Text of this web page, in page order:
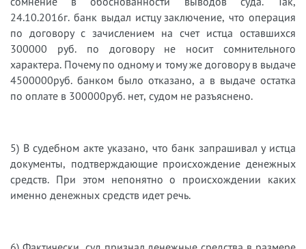
24.10.2016г. банк выдал истцу заключение, что операция
по договору с зачислением на счет истца оставшихся
300000 руб. по договору не носит сомнительного
характера. Почему по одному и тому же договору в выдаче
4500000руб. банком было отказано, а в выдаче остатка
по оплате в 300000руб. нет, судом не разъяснено.
5) В судебном акте указано, что банк запрашивал у истца
документы, подтверждающие происхождение денежных
средств. При этом непонятно о происхождении каких
именно денежных средств идет речь.